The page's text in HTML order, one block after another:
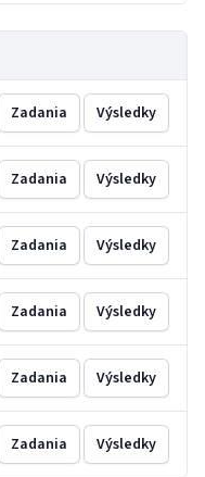
Zadania Výsledky
Zadania Výsledky
Zadania Výsledky
Zadania Výsledky
Zadania Výsledky
Zadania Výsledky